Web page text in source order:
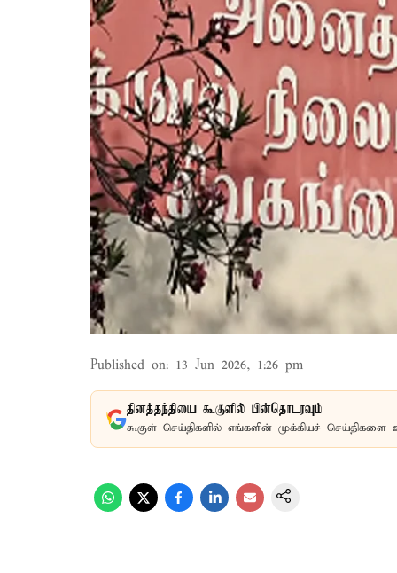
Published on: 13 Jun 2026, 1:26 pm
தினத்தந்தியை கூகுளில் பின்தொடரவும்
கூகுள் செய்திகளில் எங்களின் முக்கியச் செய்திகளை